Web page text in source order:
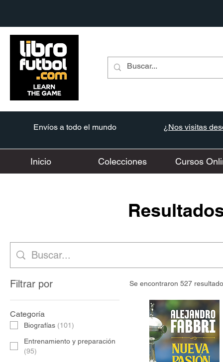
Envíos a todo el mundo ¿Nos visitas
Inicio Colecciones Cursos
Filtrar por
Categoría
Biografías (101)
Entrenamiento y preparación
(95)
Se encontraron 527